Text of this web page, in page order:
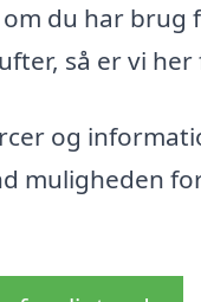
du har
så er vi
og
muligheden